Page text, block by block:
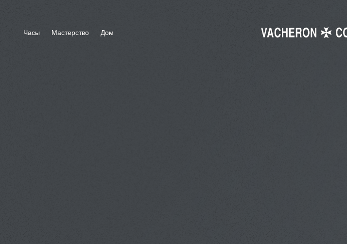
Часы Мастерство Дом